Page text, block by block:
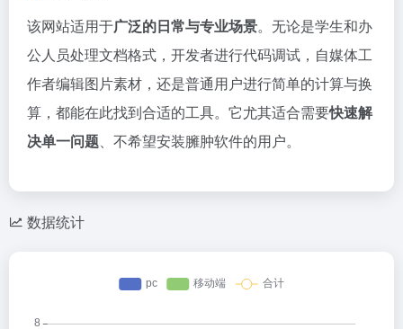
该网站适用于广泛的日常与专业场景。无论是学生和办
公人员处理文档格式，开发者进行代码调试，自媒体工
作者编辑图片素材，还是普通用户进行简单的计算与换
算，都能在此找到合适的工具。它尤其适合需要快速解
决单一问题、不希望安装臃肿软件的用户。
数据统计